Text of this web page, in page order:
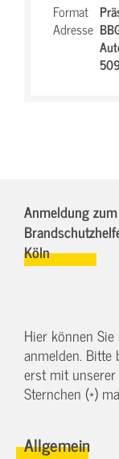
Format
Adresse
Anmeldung
Köln
Hier können
anmelden. Bitte
erst mit
Sternchen (*)
Allgemein